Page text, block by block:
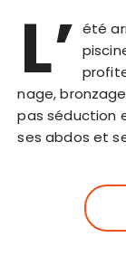
L’ été
nage,
pas séduction
ses abdos et